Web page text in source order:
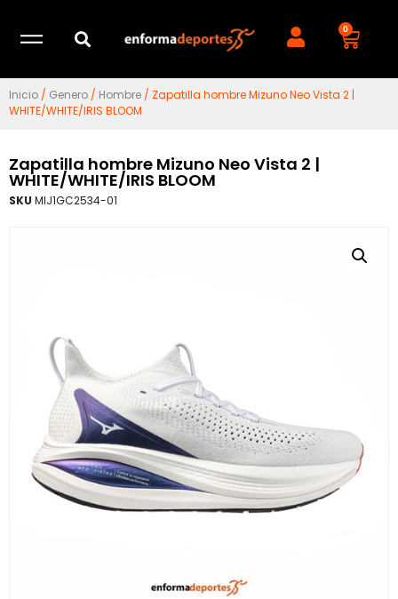
0
Inicio / Genero / Hombre / Zapatilla hombre Mizuno Neo Vista 2 |
WHITE/WHITE/IRIS BLOOM
Zapatilla hombre Mizuno Neo Vista 2 |
WHITE/WHITE/IRIS BLOOM
SKU MIJ1GC2534-01